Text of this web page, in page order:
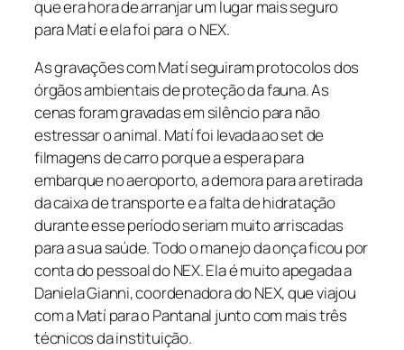
que era hora de arranjar um lugar mais seguro
para Matí e ela foi para o NEX.
As gravações com Matí seguiram protocolos dos
órgãos ambientais de proteção da fauna. As
cenas foram gravadas em silêncio para não
estressar o animal. Matí foi levada ao set de
filmagens de carro porque a espera para
embarque no aeroporto, a demora para a retirada
da caixa de transporte e a falta de hidratação
durante esse período seriam muito arriscadas
para a sua saúde. Todo o manejo da onça ficou por
conta do pessoal do NEX. Ela é muito apegada a
Daniela Gianni, coordenadora do NEX, que viajou
com a Matí para o Pantanal junto com mais três
técnicos da instituição.